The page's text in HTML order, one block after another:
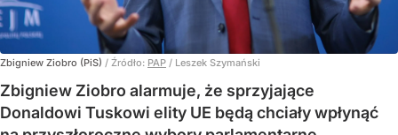
Zbigniew Ziobro (PiS) / Źródło: PAP / Leszek Szymański
Zbigniew Ziobro alarmuje, że sprzyjające
Donaldowi Tuskowi elity UE będą chciały wpłynąć